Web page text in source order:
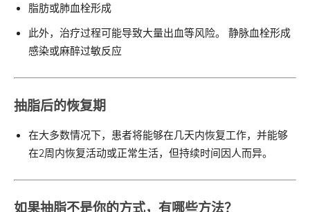
脂肪或肺血栓形成
此外，治疗过程可能导致大量出血等风险。 静脉血栓形成
感染或麻醉过敏反应
抽脂后的恢复期
在大多数情况下，患者将能够在几天内恢复工作，并能够
在2周内恢复活动或正常生活，但持续时间因人而异。
如果抽脂不是你的方式，有哪些方法？